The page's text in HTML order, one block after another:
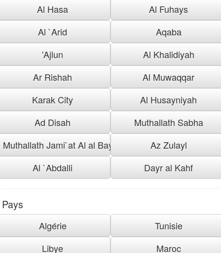
Al Hasa
Al Fuhays
Al `Arid
Aqaba
'Ajlun
Al Khalidiyah
Ar Rishah
Al Muwaqqar
Karak City
Al Husayniyah
Ad Disah
Muthallath Sabha
Muthallath Jami`at Al al Bayt
Az Zulayl
Al `Abdalli
Dayr al Kahf
Pays
Algérie
Tunisie
Libye
Maroc